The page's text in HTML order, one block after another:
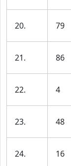
20. 79
21. 86
22. 4
23. 48
24. 16